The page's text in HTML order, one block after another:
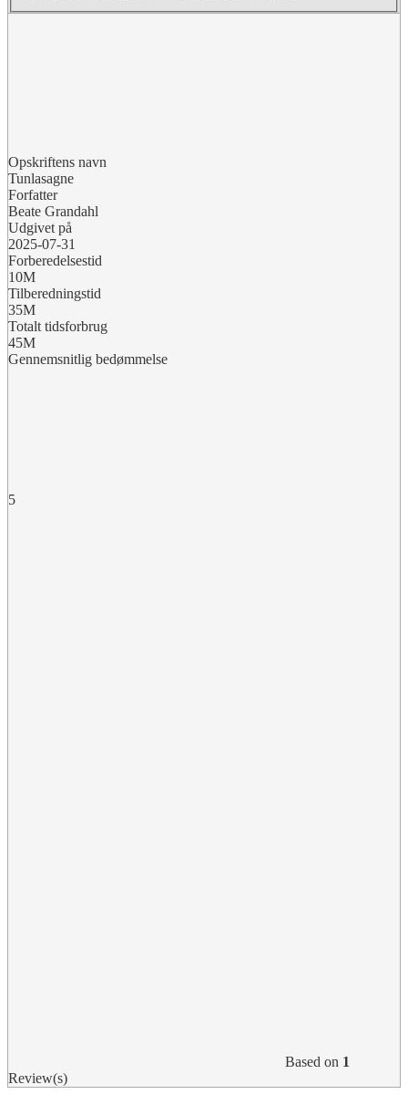
Opskriftens navn
Tunlasagne
Forfatter
Beate Grandahl
Udgivet på
2025-07-31
Forberedelsestid
10M
Tilberedningstid
35M
Totalt tidsforbrug
45M
Gennemsnitlig bedømmelse
5
Based on 1
Review(s)